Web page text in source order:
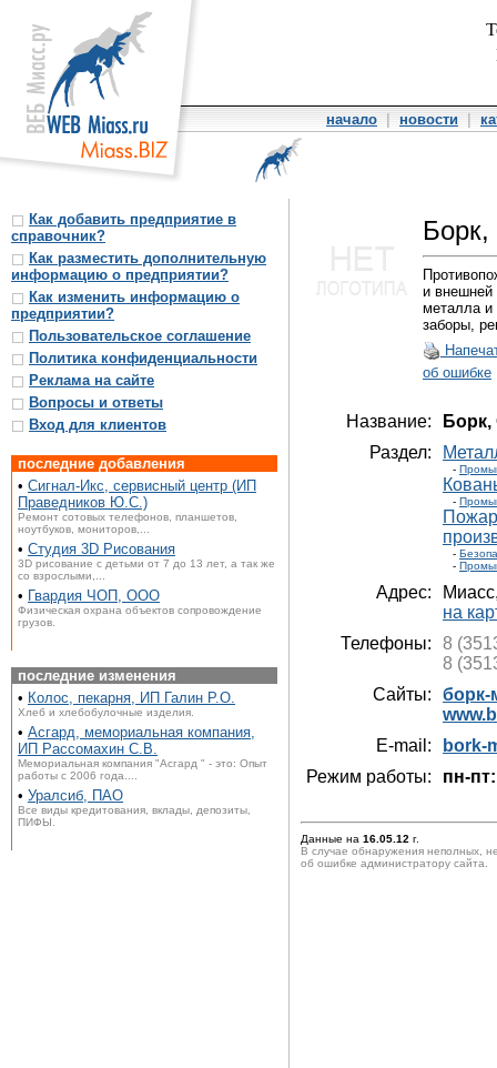
начало новости
Как добавить предприятие в
справочник?
Как разместить дополнительную
информацию о предприятии?
Как изменить информацию о
предприятии?
Пользовательское соглашение
Политика конфиденциальности
Реклама на сайте
Вопросы и ответы
Вход для клиентов
последние добавления
• Сигнал-Икс, сервисный центр (ИП
Праведников Ю.С.)
Ремонт сотовых телефонов, планшетов,
ноутбуков, мониторов,...
• Студия 3D Рисования
3D рисование с детьми от 7 до 13 лет, а так же
со взрослыми,...
• Гвардия ЧОП, ООО
Физическая охрана объектов сопровождение
грузов.
последние изменения
• Колос, пекарня, ИП Галин Р.О.
Хлеб и хлебобулочные изделия.
• Асгард, мемориальная компания,
ИП Рассомахин С.В.
Мемориальная компания "Асгард " - это: Опыт
работы с 2006 года....
• Уралсиб, ПАО
Все виды кредитования, вклады, депозиты,
ПИФЫ.
и внешней
металла и
заборы,
об ошибке
Название:
Раздел:
-
-
-
-
Адрес:
на
Телефоны:
8
8
Сайты:
E-mail:
bork-
Режим работы:
пн-
Данные на 16.05.12 г.
В случае обнаружения неполных,
об ошибке администратору сайта.